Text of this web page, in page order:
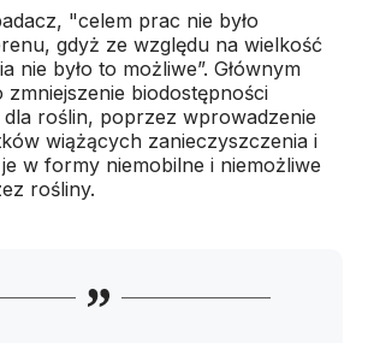
"celem prac nie było
gdyż ze względu na wielkość
nie było to możliwe”. Głównym
zmniejszenie biodostępności
roślin, poprzez wprowadzenie
wiążących zanieczyszczenia i
w formy niemobilne i niemożliwe
rośliny.